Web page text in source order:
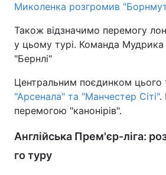
Миколенка розгромив
Також відзначимо перемогу
у цьому турі. Команда
"Бернлі"
Центральним поєдинком цього
"Арсенала" та "Манчестер Сіті".
перемогою "канонірів".
Англійська Прем'єр-ліга:
го туру